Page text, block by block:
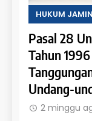
Nomor 4